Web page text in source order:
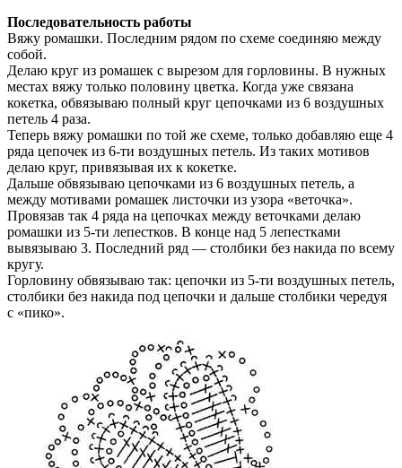
Последовательность работы
Вяжу ромашки. Последним рядом по схеме соединяю между
собой.
Делаю круг из ромашек с вырезом для горловины. В нужных
местах вяжу только половину цветка. Когда уже связана
кокетка, обвязываю полный круг цепочками из 6 воздушных
петель 4 раза.
Теперь вяжу ромашки по той же схеме, только добавляю еще 4
ряда цепочек из 6-ти воздушных петель. Из таких мотивов
делаю круг, привязывая их к кокетке.
Дальше обвязываю цепочками из 6 воздушных петель, а
между мотивами ромашек листочки из узора «веточка».
Провязав так 4 ряда на цепочках между веточками делаю
ромашки из 5-ти лепестков. В конце над 5 лепестками
вывязываю 3. Последний ряд — столбики без накида по всему
кругу.
Горловину обвязываю так: цепочки из 5-ти воздушных петель,
столбики без накида под цепочки и дальше столбики чередуя
с «пико».